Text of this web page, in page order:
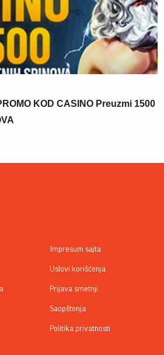
KOD CASINO Preuzmi 1500
Impresum sajta
Uslovi korišćenja
Prijava smetnji
Saopštenja
Politika privatnosti